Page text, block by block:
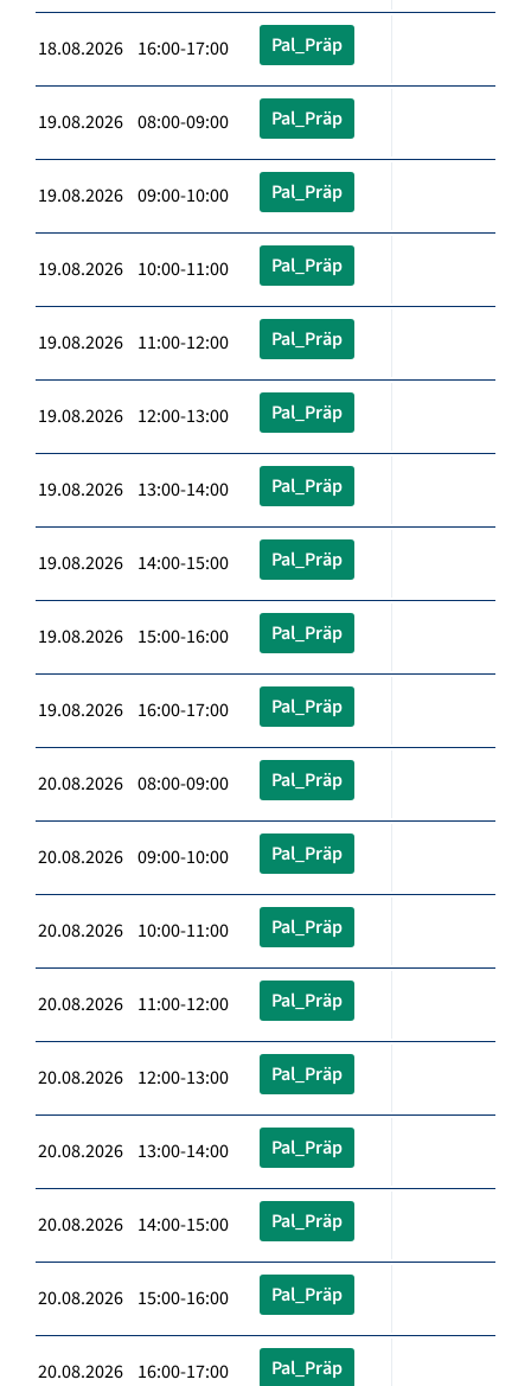
18.08.2026 16:00-17:00 Pal_Präp
19.08.2026 08:00-09:00 Pal_Präp
19.08.2026 09:00-10:00 Pal_Präp
19.08.2026 10:00-11:00 Pal_Präp
19.08.2026 11:00-12:00 Pal_Präp
19.08.2026 12:00-13:00 Pal_Präp
19.08.2026 13:00-14:00 Pal_Präp
19.08.2026 14:00-15:00 Pal_Präp
19.08.2026 15:00-16:00 Pal_Präp
19.08.2026 16:00-17:00 Pal_Präp
20.08.2026 08:00-09:00 Pal_Präp
20.08.2026 09:00-10:00 Pal_Präp
20.08.2026 10:00-11:00 Pal_Präp
20.08.2026 11:00-12:00 Pal_Präp
20.08.2026 12:00-13:00 Pal_Präp
20.08.2026 13:00-14:00 Pal_Präp
20.08.2026 14:00-15:00 Pal_Präp
20.08.2026 15:00-16:00 Pal_Präp
20.08.2026 16:00-17:00 Pal_Präp